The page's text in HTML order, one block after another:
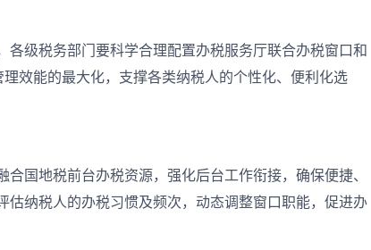
级税务部门要科学合理配置办税服务厅联合办税窗口和
效能的最大化，支撑各类纳税人的个性化、便利化选
国地税前台办税资源，强化后台工作衔接，确保便捷、
估纳税人的办税习惯及频次，动态调整窗口职能，促进办